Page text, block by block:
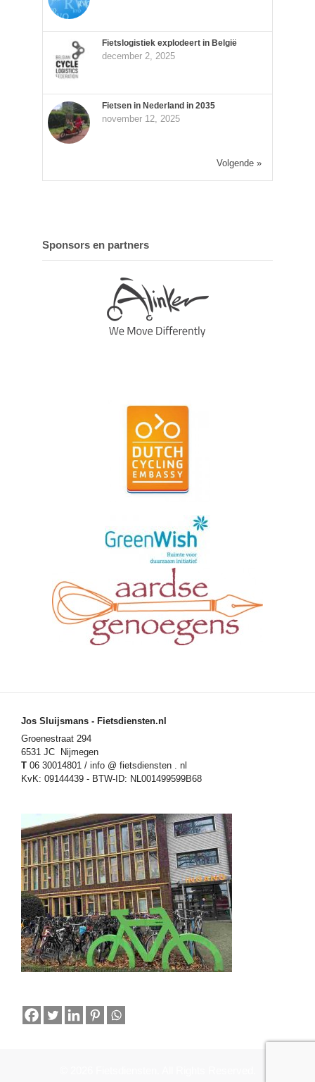
Fietslogistiek explodeert in België
december 2, 2025
Fietsen in Nederland in 2035
november 12, 2025
Volgende »
Sponsors en partners
Jos Sluijsmans - Fietsdiensten.nl
Groenestraat 294
6531 JC Nijmegen
T 06 30014801 / info @ fietsdiensten . nl
KvK: 09144439 - BTW-ID: NL001499599B68